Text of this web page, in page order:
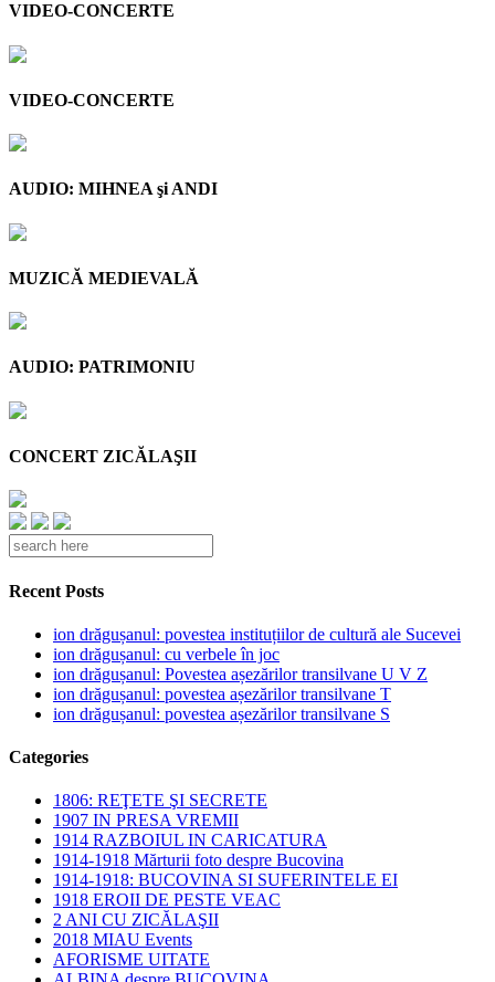
VIDEO-CONCERTE
VIDEO-CONCERTE
AUDIO: MIHNEA şi ANDI
MUZICĂ MEDIEVALĂ
AUDIO: PATRIMONIU
CONCERT ZICĂLAŞII
Recent Posts
ion drăgușanul: povestea instituțiilor de cultură ale Sucevei
ion drăgușanul: cu verbele în joc
ion drăgușanul: Povestea așezărilor transilvane U V Z
ion drăgușanul: povestea așezărilor transilvane T
ion drăgușanul: povestea așezărilor transilvane S
Categories
1806: REŢETE ŞI SECRETE
1907 IN PRESA VREMII
1914 RAZBOIUL IN CARICATURA
1914-1918 Mărturii foto despre Bucovina
1914-1918: BUCOVINA SI SUFERINTELE EI
1918 EROII DE PESTE VEAC
2 ANI CU ZICĂLAŞII
2018 MIAU Events
AFORISME UITATE